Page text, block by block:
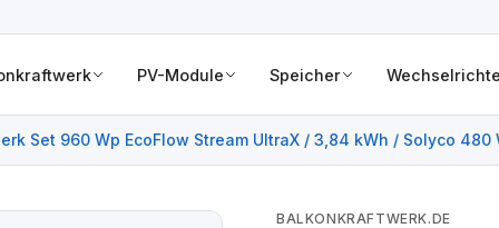
PV-Module Speicher
Set 960 Wp EcoFlow Stream UltraX / 3,84 kWh / Solyco
BALKONKRAFTWERK.DE